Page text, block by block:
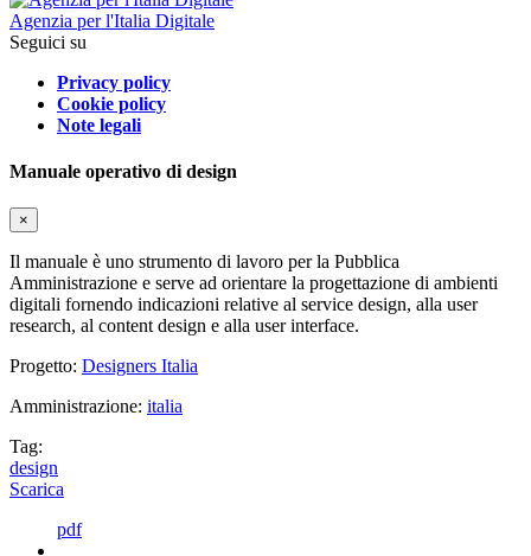
Agenzia per l'Italia Digitale
Seguici su
Privacy policy
Cookie policy
Note legali
Manuale operativo di design
×
Il manuale è uno strumento di lavoro per la Pubblica
Amministrazione e serve ad orientare la progettazione di ambienti
digitali fornendo indicazioni relative al service design, alla user
research, al content design e alla user interface.
Progetto: Designers Italia
Amministrazione: italia
Tag:
design
Scarica
pdf